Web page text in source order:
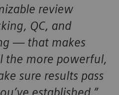
review
QC, and
— that makes
the more powerful,
sure results pass
established.”